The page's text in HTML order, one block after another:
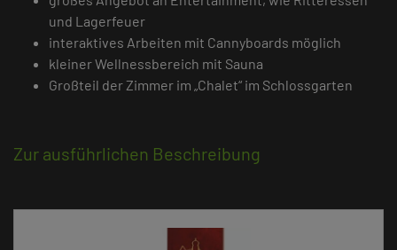
und Lagerfeuer
interaktives Arbeiten mit Cannyboards möglich
kleiner Wellnessbereich mit Sauna
Großteil der Zimmer im „Chalet“ im Schlossgarten
Zur ausführlichen Beschreibung